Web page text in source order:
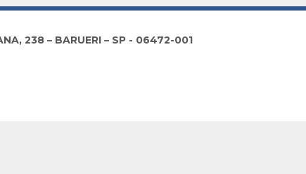
238 – BARUERI – SP - 06472-001